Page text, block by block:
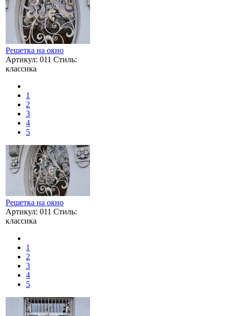
Решетка на окно
Артикул: 011 Стиль:
классика
1
2
3
4
5
Решетка на окно
Артикул: 011 Стиль:
классика
1
2
3
4
5